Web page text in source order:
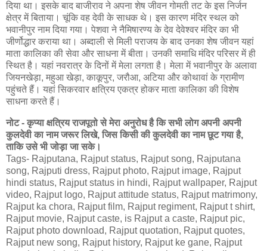
दिया था। इसके बाद बाजीराव ने अपना शेष जीवन गोमती तट के इस निर्जन
क्षेत्र में बिताया। चूंकि वह देवी के साधक थे। इस कारण मंदिर स्थल को
भवानीपुर नाम दिया गया। पेशवा ने नैमिषारण्य के देव देवेश्वर मंदिर का भी
जीर्णोद्धार कराया था। अब्दाली से मिली पराजय के बाद उनका शेष जीवन यहां
माता कालिका की सेवा और साधना में बीता। उनकी समाधि मंदिर परिसर में ही
स्थित है। यहां नवरात्र के दिनों में मेला लगता है। मेला में भवानीपुर के अलावा
जियनखेड़ा, महुआ खेड़ा, काकूपुर, जरौआ, अटिया और कोथावां के ग्रामीण
पहुंचते हैं। यहां सिकरवार क्षत्रिय एकत्र होकर माता कालिका की विशेष
साधना करते हैं।
नोट - कृप्या क्षत्रिय राजपूतो से मेरा अनुरोध है कि सभी लोग अपनी अपनी
कुलदेवी का नाम जरूर लिखे, जिस किसी की कुलदेवी का नाम छूट गया है,
ताकि उसे भी जोड़ा जा सके।
Tags- Rajputana, Rajput status, Rajput song, Rajputana
song, Rajputi dress, Rajput photo, Rajput image, Rajput
hindi status, Rajput status in hindi, Rajput wallpaper, Rajput
video, Rajput logo, Rajput attitude status, Rajput matrimony,
Rajput ka chora, Rajput film, Rajput regiment, Rajput t shirt,
Rajput movie, Rajput caste, is Rajput a caste, Rajput pic,
Rajput photo download, Rajput quotation, Rajput quotes,
Rajput new song, Rajput history, Rajput ke gane, Rajput